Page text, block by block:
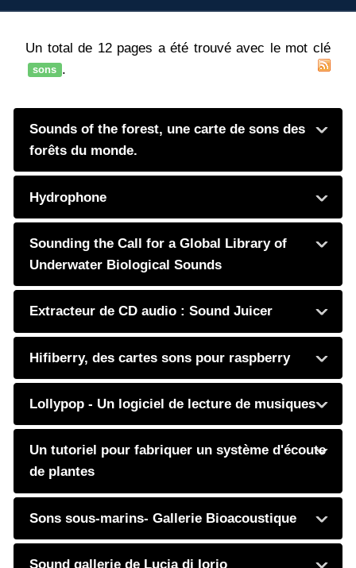
Un total de 12 pages a été trouvé avec le mot clé
sons .
Sounds of the forest, une carte de sons des
forêts du monde.
Hydrophone
Sounding the Call for a Global Library of
Underwater Biological Sounds
Extracteur de CD audio : Sound Juicer
Hifiberry, des cartes sons pour raspberry
Lollypop - Un logiciel de lecture de musiques
Un tutoriel pour fabriquer un système d'écoute
de plantes
Sons sous-marins- Gallerie Bioacoustique
Sound gallerie de Lucia di Iorio